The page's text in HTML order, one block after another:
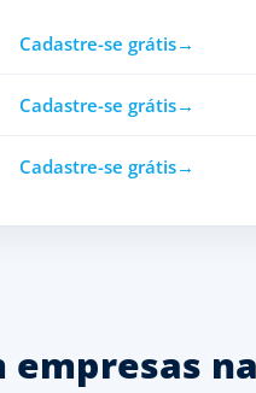
Cadastre-se grátis
Cadastre-se grátis
Cadastre-se grátis